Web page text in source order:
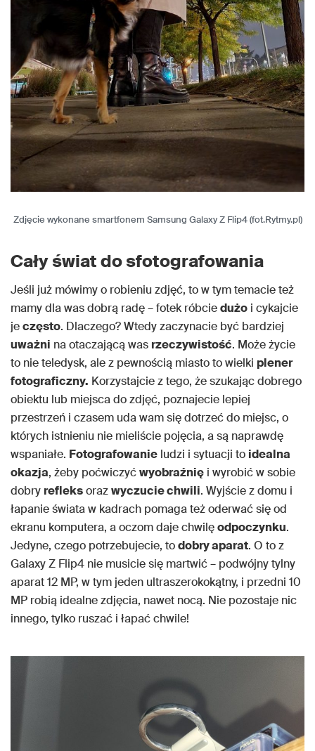
Zdjęcie wykonane smartfonem Samsung Galaxy Z Flip4 (fot.Rytmy.pl)
Cały świat do sfotografowania
Jeśli już mówimy o robieniu zdjęć, to w tym temacie też
mamy dla was dobrą radę – fotek róbciedużo i cykajcie
jeczęsto. Dlaczego? Wtedy zaczynacie być bardziej
uważni na otaczającą was rzeczywistość. Może życie
to nie teledysk, ale z pewnością miasto to wielki plener
fotograficzny. Korzystajcie z tego, że szukając dobrego
obiektu lub miejsca do zdjęć, poznajecie lepiej
przestrzeń i czasem uda wam się dotrzeć do miejsc, o
których istnieniu nie mieliście pojęcia, a są naprawdę
wspaniałe. Fotografowanie ludzi i sytuacji to idealna
okazja, żeby poćwiczyćwyobraźnię i wyrobić w sobie
dobry refleksorazwyczucie chwili. Wyjście z domu i
łapanie świata w kadrach pomaga też oderwać się od
ekranu komputera, a oczom daje chwilęodpoczynku.
Jedyne, czego potrzebujecie, todobry aparat. O to z
Galaxy Z Flip4 nie musicie się martwić – podwójny tylny
aparat 12 MP, w tym jeden ultraszerokokątny, i przedni 10
MP robią idealne zdjęcia, nawet nocą. Nie pozostaje nic
innego, tylko ruszać i łapać chwile!